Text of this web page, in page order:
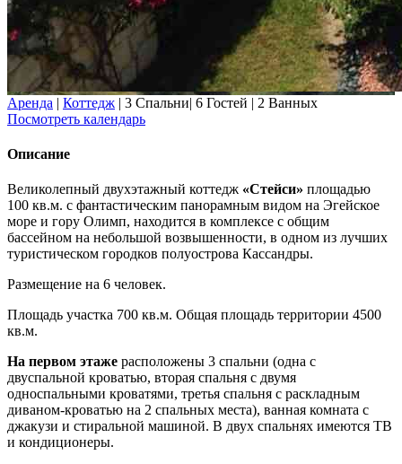
Аренда | Коттедж | 3 Спальни| 6 Гостей | 2 Ванных
Посмотреть календарь
Описание
Великолепный двухэтажный коттедж «Стейси» площадью
100 кв.м. с фантастическим панорамным видом на Эгейское
море и гору Олимп, находится в комплексе с общим
бассейном на небольшой возвышенности, в одном из лучших
туристическом городков полуострова Кассандры.
Размещение на 6 человек.
Площадь участка 700 кв.м. Общая площадь территории 4500
кв.м.
На первом этаже расположены 3 спальни (одна с
двуспальной кроватью, вторая спальня с двумя
односпальными кроватями, третья спальня с раскладным
диваном-кроватью на 2 спальных места), ванная комната с
джакузи и стиральной машиной. В двух спальнях имеются ТВ
и кондиционеры.